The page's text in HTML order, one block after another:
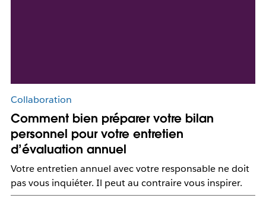
Collaboration
Comment bien préparer votre bilan
personnel pour votre entretien
d’évaluation annuel
Votre entretien annuel avec votre responsable ne doit
pas vous inquiéter. Il peut au contraire vous inspirer.